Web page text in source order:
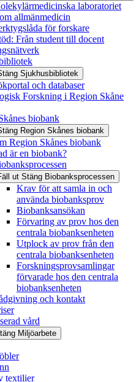
laboratoriet
allmänmedicin
för forskare
Från student till docent
Sjukhusbibliotek
och databaser
Forskning i Region Skåne
biobank
Region Skånes biobank
Region Skånes biobank
är en biobank?
ut Stäng Biobanksprocessen
Krav för att samla in och
använda biobanksprov
Biobanksansökan
Förvaring av prov hos den
centrala biobanksenheten
Utplock av prov från den
centrala biobanksenheten
Forskningsprovsamlingar
förvarade hos den centrala
biobanksenheten
och kontakt
vård
Miljöarbete
textilier